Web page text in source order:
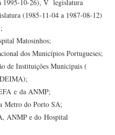
1995-10-26), V legislatura
(1985-11-04 a 1987-08-12)
Matosinhos;
dos Municípios Portugueses;
de Instituições Municipais (
e da ANMP;
Metro do Porto SA;
ANMP e do Hospital